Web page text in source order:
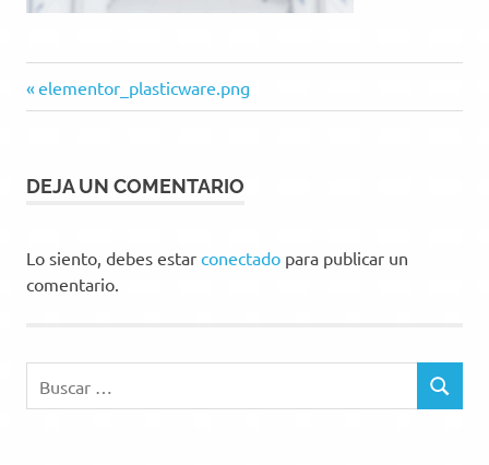
Navegación
entradas
Entrada
anterior:
elementor_plasticware.png
DEJA UN COMENTARIO
Lo siento, debes estar conectado para publicar un
comentario.
BUSCAR